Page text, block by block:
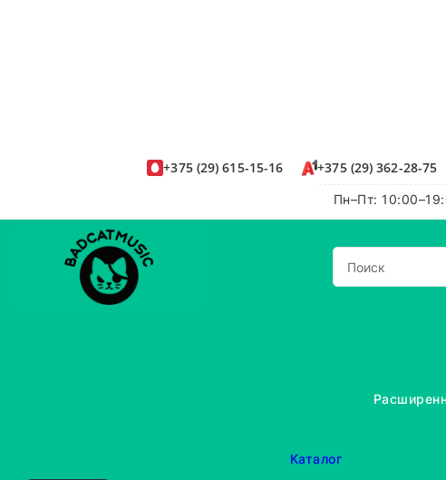
+375 (29) 615-15-16 +375 (29) 362-28-75
Пн–Пт:
Каталог